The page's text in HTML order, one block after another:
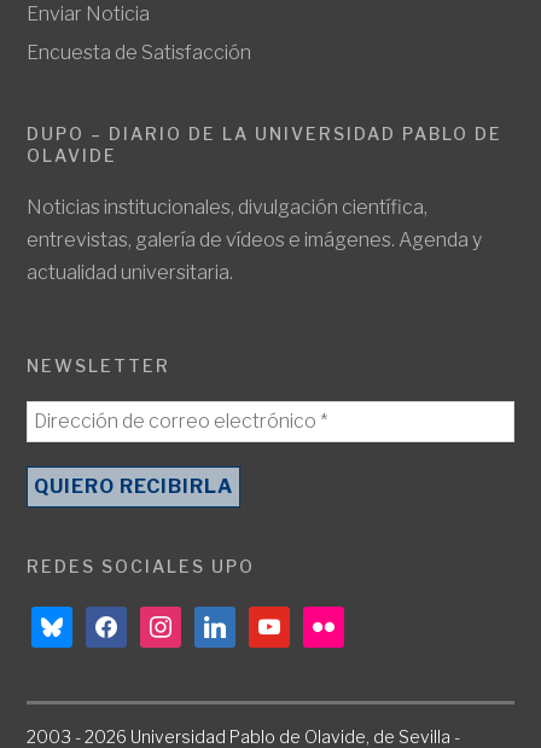
Enviar Noticia
Encuesta de Satisfacción
DUPO – DIARIO DE LA UNIVERSIDAD PABLO DE
OLAVIDE
Noticias institucionales, divulgación científica,
entrevistas, galería de vídeos e imágenes. Agenda y
actualidad universitaria.
NEWSLETTER
REDES SOCIALES UPO
blueskyfacebookinstagramlinkedinyoutubeflickr
2003 - 2026 Universidad Pablo de Olavide, de Sevilla -